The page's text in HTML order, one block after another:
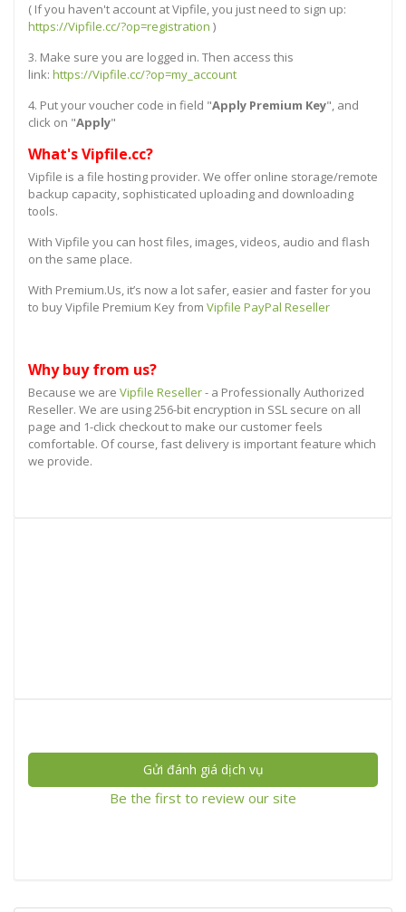
( If you haven't account at Vipfile, you just need to sign up:
https://Vipfile.cc/?op=registration )
3. Make sure you are logged in. Then access this
link: https://Vipfile.cc/?op=my_account
4. Put your voucher code in field "Apply Premium Key", and
click on "Apply"
What's Vipfile.cc?
Vipfile is a file hosting provider. We offer online storage/remote
backup capacity, sophisticated uploading and downloading
tools.
With Vipfile you can host files, images, videos, audio and flash
on the same place.
With Premium.Us, it’s now a lot safer, easier and faster for you
to buy Vipfile Premium Key from Vipfile PayPal Reseller
Why buy from us?
Because we are Vipfile Reseller- a Professionally Authorized
Reseller. We are using 256-bit encryption in SSL secure on all
page and 1-click checkout to make our customer feels
comfortable. Of course, fast delivery is important feature which
we provide.
Gửi đánh giá dịch vụ
Be the first to review our site